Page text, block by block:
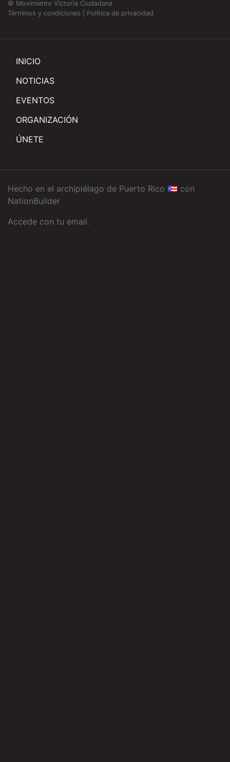
© Movimiento Victoria Ciudadana
Términos y condiciones
Política de privacidad
INICIO
NOTICIAS
EVENTOS
ORGANIZACIÓN
ÚNETE
Hecho en el archipiélago de Puerto Rico 🇵🇷 con
NationBuilder
Accede con tu email.